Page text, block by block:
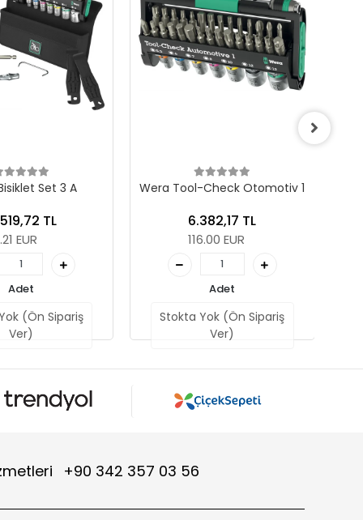
Set 3 A
TL
EUR
Adet
(Ön Sipariş
Ver)
Wera Tool-Check Otomotiv 1
6.382,17 TL
116.00 EUR
Adet
Stokta Yok (Ön Sipariş
Ver)
+90 342 357 03 56